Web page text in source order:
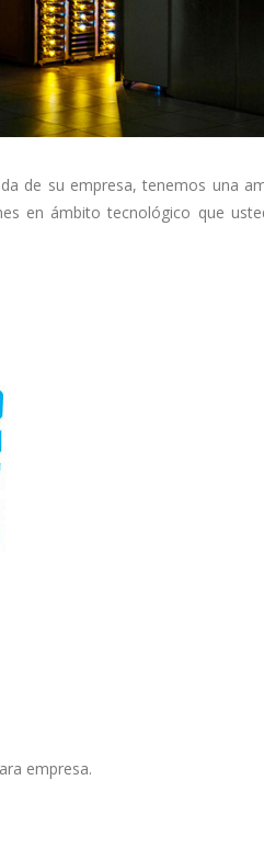
de su empresa, tenemos una
en ámbito tecnológico que
empresa.